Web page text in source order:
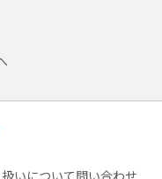
いについて問い合わせ